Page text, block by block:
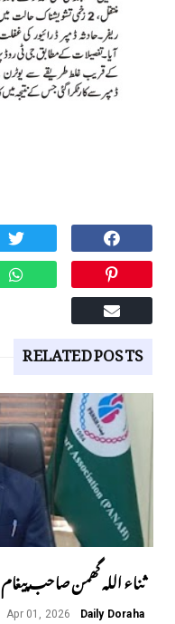
RELATED POSTS
ثناء اللہ گھمن صاحب پیغام
Daily Doraha
Apr 01, 2026